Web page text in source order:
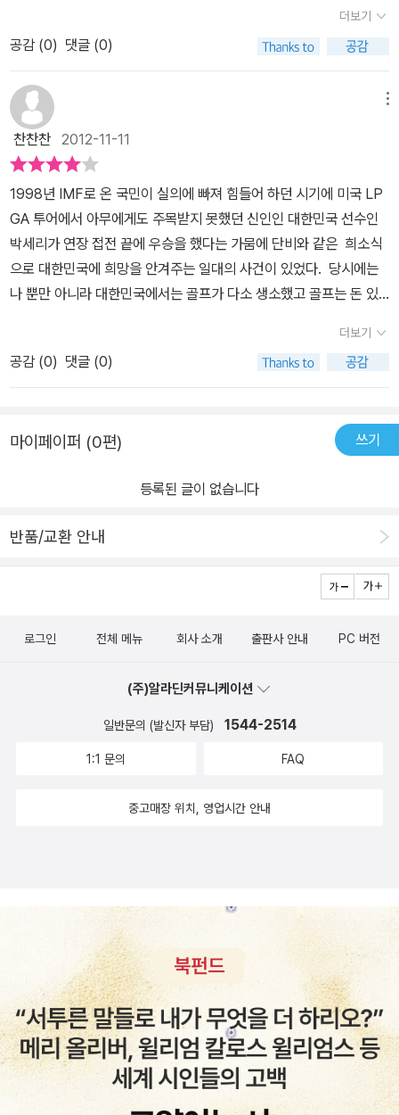
는 Q스쿨이 아니라 초청대회에서 우승을 통해서 가는 방법이 있었는
데 브리티시 오픈 대회에서 우승을 하면서 전 대회 출전 자격을 갖추
게 되었기 때문이었다. 그리고 2009년 2010년을 계속 누비면서 세
계랭킹 1위까지 오르는 저력을 보이게 되는데 그 과정에서 골프만을
위해 달려온 그 목표 정신이 정말 대단하는 생각이 절로 들게 했다. 골
프라는 운동 자체가 집중력을 많이 필요하기 때문에 그녀가 항상 침
착하게 운영하는 경기모습을 보면서 멋지기도 하다. 그녀의 성장과정
을 통해서 신지애 선수의 골프 인생을 조금 더 이해하게 되었고 조금
더 목표의식을 가지고 도전하는 나의 모습을 찾아보고 싶다.
뜨자마자 연습이고 훈련이 늘 일상이던 시절을 지낸 결과 부도 얻게
되었고 명성도 얻게 되었다. 무엇이 그녀를 움직이게 했을까. 16살,
마져도 이겨낸 그 힘이 골프라고 하는 멘탈 스포츠를 즐기며 사랑할
수 있었던 비결이 아닐까. 16살, 어머니의 갑작스런 교통사고에 의한
죽음이 이전과 이후의 골프에 대한 생각을 바꾸게 한 결과가 아닐까.
그리고 최고가 되고 싶은 절실한 꿈이 클럽을 쥔 손에 힘을 더해주고
연습과 훈련으로 세계 최고 선수들이 겨루는 미국 LPGA에서 최고중
의 최고 선수로 우뚝 서 있는 것이다. 올해 끝자락에서 오랜 슬럼프에
서 벗어나 연장접전끝에 우승을 하고 2회연속으로 우승하며 내년을
기대하게 만든 신선수에게 새해에도 좋은 결과가 있기를 기대한다.
박세리 선수때문에 골프가 재미있었다. 파, 이글, 보기, 들어도 잘모르
게 휘들러서 홀컵에 댕그랑 들어가기까지 쉬어보이는 경기가 전혀 그
렇지 않고 한타 한타가 얼마나 영향을 주는 요소들이 많은지도 알게
되었다. 최경주 선수에서 부터 최근 은퇴한 김미현선수, 최고가 되기
대한 경기 소식에 귀가 열리는 것은 박세리 선수가 만들어 놓은 골프
에 대한 집념의 우승을 지켜본 결과로 보인다. 이제는 신지애 선수가
살아나고 있다는 소식에 골프 판도가 바뀔거란 기대감이 높다. 앞으
신선수에게 기대한다. 골프에 남다른 감각을 알아본 선배들(아버지와
아이들에게 어떤 감각을 찾아주어야 할지 관심이 많다. 이것 저것 시
다. 그래도 실망하지 말아야겠다. 아직 시켜보지 않은게 더 많기 때문
했기때문이 아닐까라는 생각이 들었습니다. 갑작스러운 엄마의 죽음
과 두 동생들의 큰 부상은 넉넉치않은 형편의 어린나이인 그녀가 감
당하기에 어려웠음에도 불구하고, 신지애선수의 아버지와 신지애선
수는 더욱 열심히 골프를 원하고 행동으로 옮겼다고 합니다. 사실 운
동이라는 종목은 돈이 없으면 절대로 성공을 할 수가 없는 것 같습니
다. 그렇기에 신지애 선수 역시 처음 시작할때 500이라는 돈을 투자
햇고 어머니가 돌아가시고 받은 돈 1700만원 역시 그녀에게 투자가
되었습니다. 어머니의 목숨과 맞바꾼 돈이라는 생각이 들어서 더욱
절실하고 열심히 운동에 몰입을 했다는그녀.. 악바리라는 소리를 들
으면서도 열심히 노력을 했다고 하는데요.. 맹장염 수술을 받고도 그
다음날 바로 피팅 연습을 하러 나가기도 하고, 부상당한 다리를 이끌
고 깁스한채로 연습을 하기도 했던 그녀.. 지금의 신지애 선수가 있기
까지는 아마도 그녀의 아버지 덕분이 아닌가싶습니다. 넉넉치못한 형
편이었지만 골프에 소질이 있는 그녀를 위해 아버지는 그녀를 위한
를 향해 앞으로 달려나갔습니다. 물론 어린 나이였기때문에 마음의
상처도 있었겠지만, 그럴 수록 더욱 마음을 다잡고 성공에대한 열정
바로 그녀의 나이 16살.. 어머니가 돌아가신 해이기도 했는데요.. 그
날이후부터 그녀를 정말 최선을 다해 노력하고 도전을했습니다. 가장
선을 다했다는 그녀 덕분인가요.. 프로골퍼로 되면서 여러 경기에서
우승을 한 상금을 모아 수도권에 큰 아파트를 사서 할아버지 , 할머니
력하는 모습을 옆에서 지켜보았기때문이 아닐까싶습니다. 골프를 하
다보면 누구나 겪게 되는 슬럼프가 왔을때에도 그녀는 그리 심각하게
받아들이지 않았다고 하는데요.. 골프위의 미소천사라 불리우는 그녀
다면 못할일이 없을 것 같습니다. 비록 늦은 나이이긴하지만 신지애
더보기
공감 (0) 댓글 (0)
찬찬찬 2012-11-11
1998년 IMF로 온 국민이 실의에 빠져 힘들어 하던 시기에 미국 LP
GA 투어에서 아무에게도 주목받지 못했던 신인인 대한민국 선수인
박세리가 연장 접전 끝에 우승을 했다는 가뭄에 단비와 같은 희소식
으로 대한민국에 희망을 안겨주는 일대의 사건이 있었다. 당시에는
나 뿐만 아니라 대한민국에서는 골프가 다소 생소했고 골프는 돈 있
미국 LPGA 투어가 열리고 있었는지 대한민국의 어떤 선수가 출전
하고 있는지 관심조차 없었다.그러나 신인 선수인 박세리 선수가 세
계에서 쟁쟁한 선수들과 치열하게 연장까지 가는 접전을벌인 것 뿐만
기지 않을 정도로침착하게 샷을 해서 결국에는 역전 우승을 했다는
어주는 계기가 되었고 골프에 대한 국민들의 인식을 바꿔주게 되는
LPGA 투어에서 대한민국 선수들의 우승 소식을듣게되면 무척 반갑
되었는데, 이 시기에 골프를 통해 세계를 깜짝 놀라게 만들게 될 초등
다.골프와는 어울릴 것 같지 않은 가난한 어린 시절과 불의의 교통사
자신의 꿈을 위해 절망을 이겨내어 결국에는 세계 정상의 자리에오른
작은 거인이라 불리어지는 신지애 선수가 바로 그 주인공이다.소심하
면 운동 선수, 특히 그 당시 가정환경으로는 생각도 해 볼 수 없었던
을 것이다. 하지만 절실한 꿈이 있었기에 그 모든 어려움과 역경을 이
가는 신지애 선수의 모습에서 절실한 꿈이 얼마나 사람을 변화시킬
수 있는지, 그리고 힘든 환경도 이겨낼수 있는 힘을 얻을 수 있다는 것
도 보게 된다. 그리고 절실한 꿈이 있는 신지애 선수가 미국 LPGA
투어에서 세계의 쟁쟁한 골프 선수들과의 긴박한 승부를 펼쳐야 하
는 순간에서 올 수 있는 실패에 대한 두려움이 올 수 밖에 없는 상황
속에서도 자신을 믿고 목표를 위해 최선을 다하는 모습도 보게 된
다. 사실 골프하면 내 머리속에는 박세리 선수와 김미현 선수, 최경주
선수가 자리하고 있을 뿐 다른 선수들은 그다지 큰 관심은 없었다.그
더보기
공감 (0) 댓글 (0)
마이페이퍼 (0편) 쓰기
등록된 글이 없습니다
반품/교환 안내
로그인 전체 메뉴 회사 소개 출판사 안내 PC 버전
(주)알라딘커뮤니케이션
일반문의 (발신자 부담) 1544-2514
1:1 문의 FAQ
중고매장 위치, 영업시간 안내